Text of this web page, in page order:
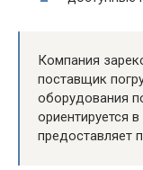
Компания
поставщик
оборудования
ориентируется
предоставляет